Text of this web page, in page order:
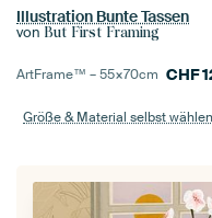
Illustration Bunte Tassen
von But First Framing
ArtFrame™ –55×70cm CHF
Größe & Material selbst wählen